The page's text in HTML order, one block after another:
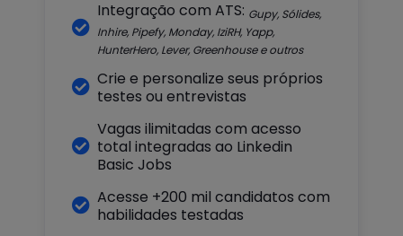

Integração com ATS: Gupy, Sólides,
Inhire, Pipefy, Monday, IziRH, Yapp,
HunterHero, Lever, Greenhouse e outros
 Crie e personalize seus próprios
testes ou entrevistas

Vagas ilimitadas com acesso
total integradas ao Linkedin
Basic Jobs
 Acesse +200 mil candidatos com
habilidades testadas